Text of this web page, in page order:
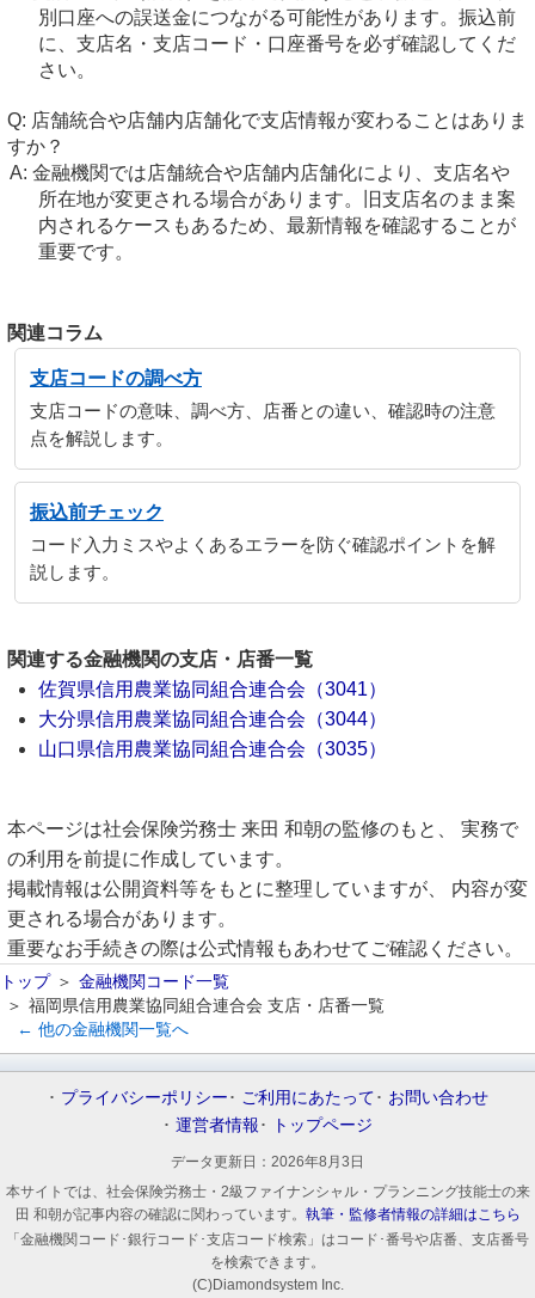
別口座への誤送金につながる可能性があります。振込前
に、支店名・支店コード・口座番号を必ず確認してくだ
さい。
店舗統合や店舗内店舗化で支店情報が変わることはありま
すか？
金融機関では店舗統合や店舗内店舗化により、支店名や
所在地が変更される場合があります。旧支店名のまま案
内されるケースもあるため、最新情報を確認することが
重要です。
関連コラム
支店コードの調べ方
支店コードの意味、調べ方、店番との違い、確認時の注意
点を解説します。
振込前チェック
コード入力ミスやよくあるエラーを防ぐ確認ポイントを解
説します。
関連する金融機関の支店・店番一覧
佐賀県信用農業協同組合連合会（3041）
大分県信用農業協同組合連合会（3044）
山口県信用農業協同組合連合会（3035）
本ページは社会保険労務士 来田 和朝の監修のもと、 実務で
の利用を前提に作成しています。
掲載情報は公開資料等をもとに整理していますが、 内容が変
更される場合があります。
重要なお手続きの際は公式情報もあわせてご確認ください。
トップ
金融機関コード一覧
福岡県信用農業協同組合連合会 支店・店番一覧
← 他の金融機関一覧へ
プライバシーポリシー ご利用にあたって
お問い合わせ
運営者情報
トップページ
データ更新日： 2026年8月3日
本サイトでは、社会保険労務士・2級ファイナンシャル・プランニング技能士の来
田 和朝が記事内容の確認に関わっています。 執筆・監修者情報の詳細はこちら
「金融機関コード･銀行コード･支店コード検索」はコード･番号や店番、支店番号
を検索できます。
(C)Diamondsystem Inc.